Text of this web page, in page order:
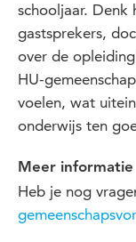
schooljaar. Denk
gastsprekers,
over de
HU-
voelen, wat
onderwijs ten
Meer informatie
Heb je nog